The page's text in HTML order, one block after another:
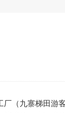
（九寨梯田游